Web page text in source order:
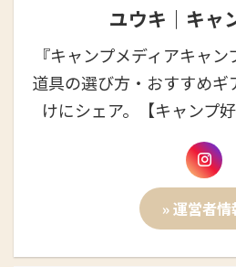
ユウキ｜キャ
『キャンプメディアキャ
道具の選び方・おすすめ
けにシェア。【キャンプ
» 運営者情